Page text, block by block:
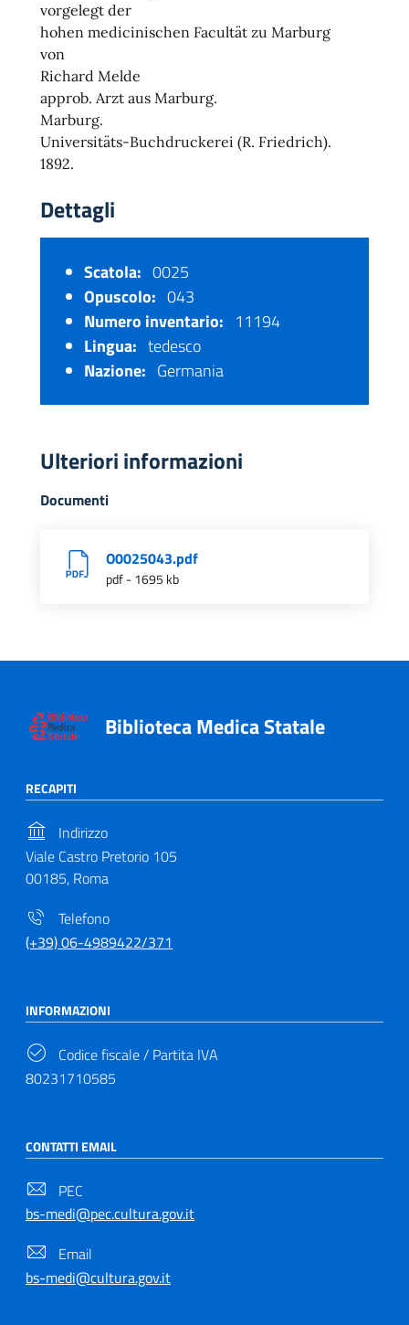
vorgelegt der
hohen medicinischen Facultät zu Marburg
von
Richard Melde
approb. Arzt aus Marburg.
Marburg.
Universitäts-Buchdruckerei (R. Friedrich).
1892.
Dettagli
Scatola: 0025
Opuscolo: 043
Numero inventario: 11194
Lingua: tedesco
Nazione: Germania
Ulteriori informazioni
Documenti
O0025043.pdf
pdf - 1695 kb
Biblioteca Medica Statale
RECAPITI
Indirizzo
Viale Castro Pretorio 105
00185, Roma
Telefono
(+39) 06-4989422/371
INFORMAZIONI
Codice fiscale / Partita IVA
80231710585
CONTATTI EMAIL
PEC
bs-medi@pec.cultura.gov.it
Email
bs-medi@cultura.gov.it